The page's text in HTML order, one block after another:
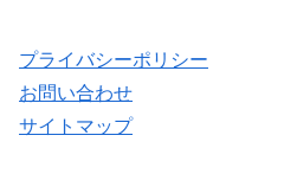
プライバシーポリシー
お問い合わせ
サイトマップ